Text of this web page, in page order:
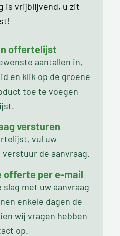
is vrijblijvend, u zit
offertelijst
aantallen in,
en klik op de groene
toe te voegen
versturen
vul uw
de aanvraag.
offerte per e-mail
slag met uw aanvraag
enkele dagen de
wij vragen hebben
op.